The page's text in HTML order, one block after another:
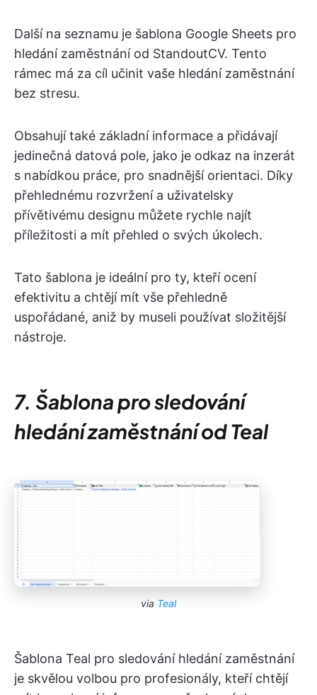
Další na seznamu je šablona Google Sheets pro
hledání zaměstnání od StandoutCV. Tento
rámec má za cíl učinit vaše hledání zaměstnání
bez stresu.
Obsahují také základní informace a přidávají
jedinečná datová pole, jako je odkaz na inzerát
s nabídkou práce, pro snadnější orientaci. Díky
přehlednému rozvržení a uživatelsky
přívětivému designu můžete rychle najít
příležitosti a mít přehled o svých úkolech.
Tato šablona je ideální pro ty, kteří ocení
efektivitu a chtějí mít vše přehledně
uspořádané, aniž by museli používat složitější
nástroje.
7. Šablona pro sledování
hledání zaměstnání od Teal
via Teal
Šablona Teal pro sledování hledání zaměstnání
je skvělou volbou pro profesionály, kteří chtějí